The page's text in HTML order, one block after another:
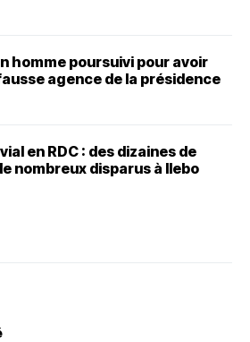
homme poursuivi pour avoir
agence de la présidence
en RDC : des dizaines de
nombreux disparus à Ilebo